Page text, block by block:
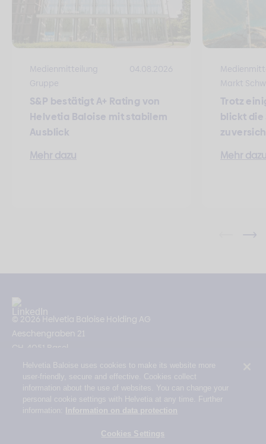
Medienmitteilung
Gruppe
04.08.2026
S&P bestätigt A+ Rating von
Helvetia Baloise mit stabilem
Ausblick
Mehr dazu
Markt
Trotz
blickt die
Mehr
© 2026 Helvetia Baloise Holding AG
Aeschengraben 21
CH-4051 Basel
Impressum
Rechtliche Hinweise
Datenschutz
Helvetia Baloise uses cookies to make its website more
user-friendly, secure and effective. Cookies collect
information about the use of websites. You can change your
personal cookie settings with Helvetia at any time. Further
information:
Information on data protection
Cookies Settings